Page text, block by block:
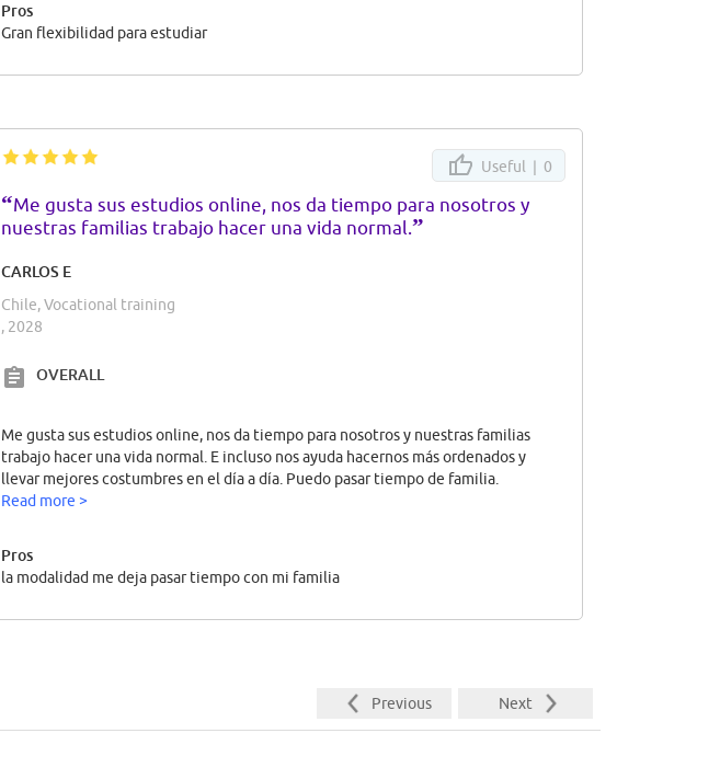
Pros
Gran flexibilidad para estudiar
Useful | 0
“Me gusta sus estudios online, nos da tiempo para nosotros y
nuestras familias trabajo hacer una vida normal.”
CARLOS E
Chile, Vocational training
, 2028
OVERALL
Me gusta sus estudios online, nos da tiempo para nosotros y nuestras familias
trabajo hacer una vida normal. E incluso nos ayuda hacernos más ordenados y
llevar mejores costumbres en el día a día. Puedo pasar tiempo de familia.
Read more >
Pros
la modalidad me deja pasar tiempo con mi familia
Next
Previous